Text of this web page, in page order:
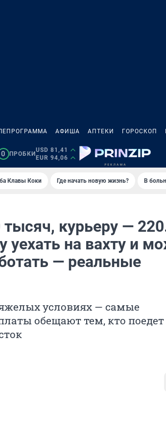
АФИША АПТЕКИ ГОРОСКОП
0 ПРОБКИ
USD 81,41
EUR 94,06
Клавы Коки Где начать новую жизнь? В
курьеру —
уехать на вахту и
— реальные
условиях — самые
обещают тем, кто поедет